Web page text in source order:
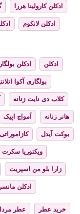
ادکلن کارولینا هررا
ادکلن لانکوم
ادکلن ادکلن
بولگاری آکوا
کلاب دی نایت زنانه
هانر زنانه آمواج اپیک
بوکت آیدل کازاموراتی
ویکتوریا
زارا بلو من اسپریت
ادکلن مانسرا
خرید عطر عطر